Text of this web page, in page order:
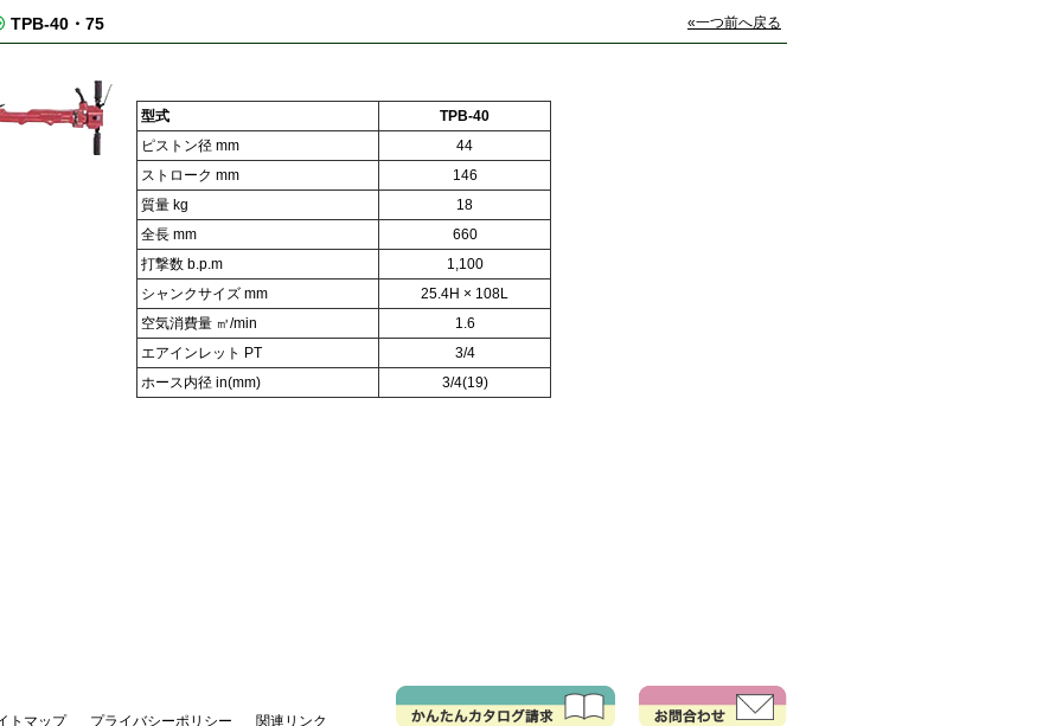
TPB-40・75 «一つ前へ戻る
型式
TPB-40
ピストン径 mm
44
ストローク mm
146
質量 kg
18
全長 mm
660
打撃数 b.p.m
1,100
シャンクサイズ mm
25.4H × 108L
空気消費量 ㎥/min
1.6
エアインレット PT
3/4
ホース内径 in(mm)
3/4(19)
トマップ プライバシーポリシー 関連リンク